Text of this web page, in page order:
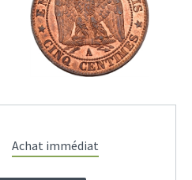
Achat immédiat